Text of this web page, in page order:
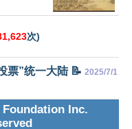
次)
票”统一大陆 📝 2025/7/1
Inc.